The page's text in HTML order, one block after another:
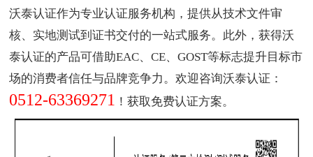
沃泰认证作为专业认证服务机构 ，提供从技术文件审
核、实地测试到证书交付的一站式服务。此外，获得沃
泰认证的产品可借助EAC、CE、GOST等标志提升目标市
场的消费者信任与品牌竞争力。欢迎咨询沃泰认证：
0512-63369271 ！获取免费认证方案。